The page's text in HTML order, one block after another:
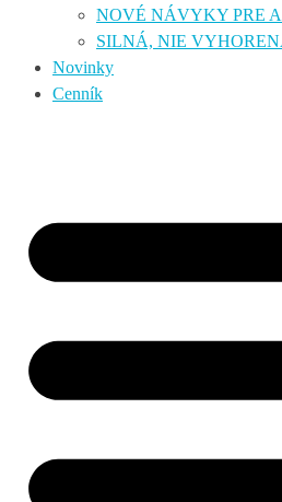
NOVÉ NÁVYKY PRE
SILNÁ, NIE
Novinky
Cenník